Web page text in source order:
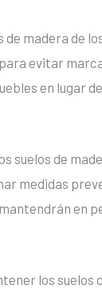
madera de
evitar
en lugar
suelos de
medidas
los suelos